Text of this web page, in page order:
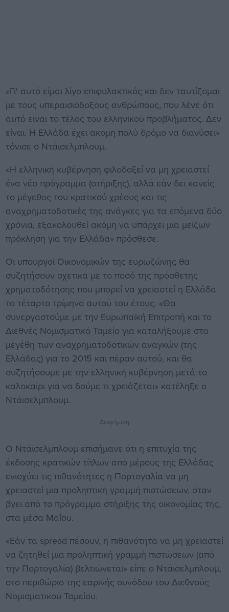
«Γι' αυτό είμαι λίγο επιφυλακτικός και δεν ταυτίζομαι
με τους υπεραισιόδοξους ανθρώπους, που λένε ότι
αυτό είναι το τέλος του ελληνικού προβλήματος. Δεν
είναι. Η Ελλάδα έχει ακόμη πολύ δρόμο να διανύσει»
τόνισε ο Ντάισελμπλουμ.
«Η ελληνική κυβέρνηση φιλοδοξεί να μη χρειαστεί
ένα νέο πρόγραμμα (στήριξης), αλλά εάν δει κανείς
το μέγεθος του κρατικού χρέους και τις
αναχρηματοδοτικές της ανάγκες για τα επόμενα δύο
χρόνια, εξακολουθεί ακόμη να υπάρχει μια μείζων
πρόκληση για την Ελλάδα» πρόσθεσε.
Οι υπουργοί Οικονομικών της ευρωζώνης θα
συζητήσουν σχετικά με το ποσό της πρόσθετης
χρηματοδότησης που μπορεί να χρειαστεί η Ελλάδα
το τέταρτο τρίμηνο αυτού του έτους. «Θα
συνεργαστούμε με την Ευρωπαϊκή Επιτροπή και το
Διεθνές Νομισματικό Ταμείο για καταλήξουμε στα
μεγέθη των αναχρηματοδοτικών αναγκών (της
Ελλάδας) για το 2015 και πέραν αυτού, και θα
συζητήσουμε με την ελληνική κυβέρνηση μετά το
καλοκαίρι για να δούμε τι χρειάζεται» κατέληξε ο
Ντάισελμπλουμ.
Διαφήμιση
Ο Ντάισελμπλουμ επισήμανε ότι η επιτυχία της
έκδοσης κρατικών τίτλων από μέρους της Ελλάδας
ενισχύει τις πιθανότητες η Πορτογαλία να μη
χρειαστεί μια προληπτική γραμμή πιστώσεων, όταν
βγει από το πρόγραμμα στήριξης της οικονομίας της,
στα μέσα Μαΐου.
«Εάν τα spread πέσουν, η πιθανότητα να μη χρειαστεί
να ζητηθεί μια προληπτική γραμμή πιστώσεων (από
την Πορτογαλία) βελτιώνεται» είπε ο Ντάισελμπλουμ,
στο περιθώριο της εαρινής συνόδου του Διεθνούς
Νομισματικού Ταμείου.